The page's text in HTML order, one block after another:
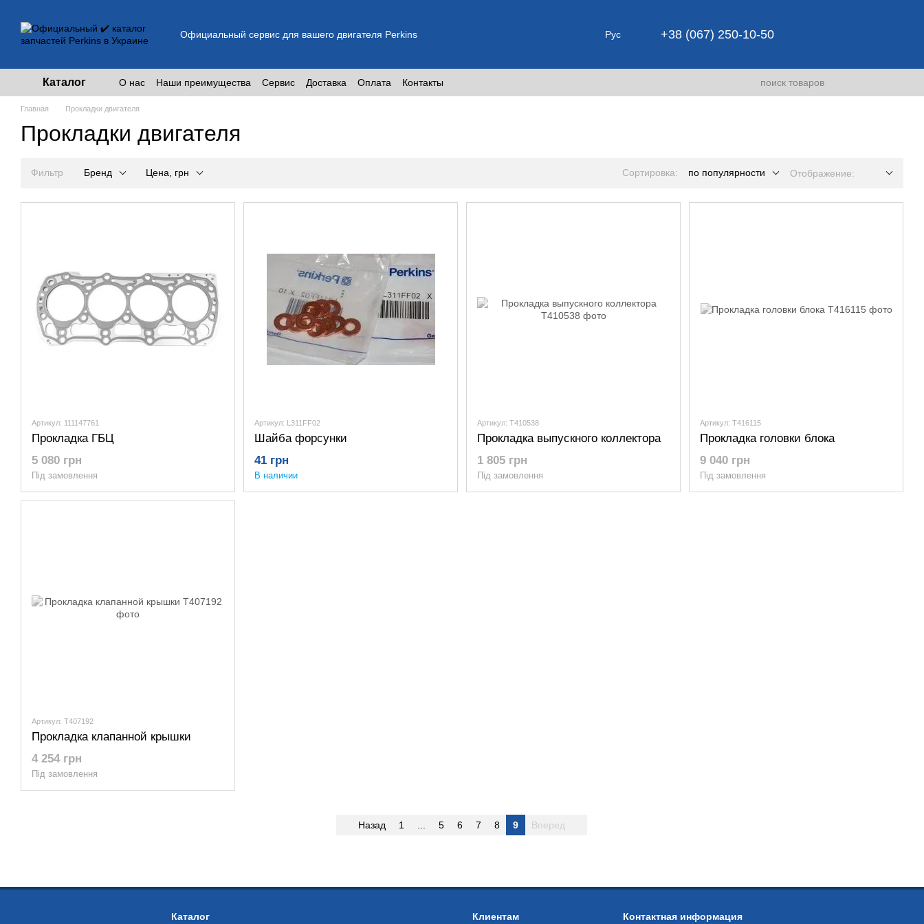
Официальный сервис для вашего двигателя Perkins Рус +38 (067) 250-10-50
Каталог О нас Наши преимущества Сервис Доставка Оплата Контакты
Главная Прокладки двигателя
Прокладки двигателя
Фильтр Бренд Цена, грн Сортировка: по популярности Отображение:
Артикул: 111147761
Прокладка ГБЦ
5 080 грн
Під замовлення
Артикул: L311FF02
Шайба форсунки
41 грн
В наличии
Артикул: T410538
Прокладка выпускного коллектора
1 805 грн
Під замовлення
Артикул: T416115
Прокладка головки блока
9 040 грн
Під замовлення
Артикул: T407192
Прокладка клапанной крышки
4 254 грн
Під замовлення
Назад 1 5 6 7 8 9 Вперед
Каталог Клиентам Контактная информация